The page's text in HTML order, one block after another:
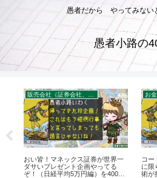
愚者だから やってみな
愚者小路の
おい皆！マネックス証券が世界一
ダサいプレゼント企画やってる
ぞ！（日経平均5万円編）を400字
お
コー
に限
術が